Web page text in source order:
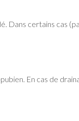
Dans certains cas
En cas de